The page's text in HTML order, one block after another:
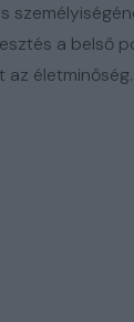
a belső
az